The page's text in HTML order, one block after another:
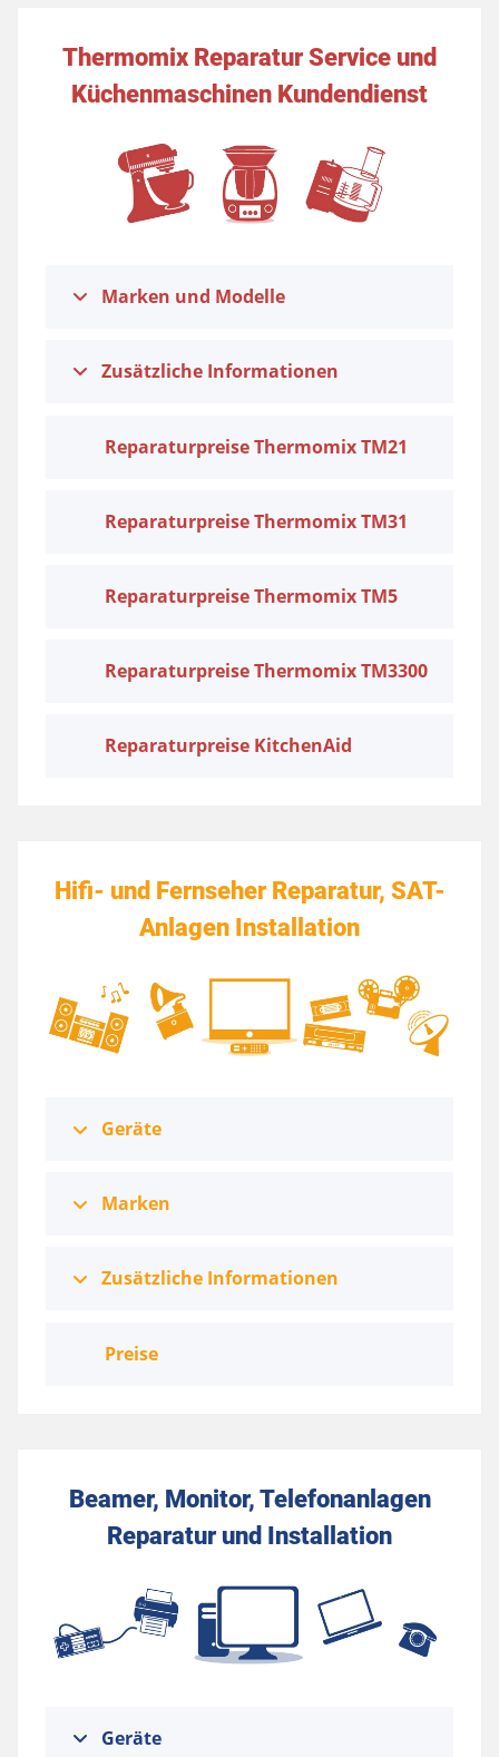
Thermomix Reparatur Service und
Küchenmaschinen Kundendienst
Marken und Modelle
Zusätzliche Informationen
Reparaturpreise Thermomix TM21
Reparaturpreise Thermomix TM31
Reparaturpreise Thermomix TM5
Reparaturpreise Thermomix TM3300
Reparaturpreise KitchenAid
Hifi- und Fernseher Reparatur, SAT-
Anlagen Installation
Geräte
Marken
Zusätzliche Informationen
Preise
Beamer, Monitor, Telefonanlagen
Reparatur und Installation
Geräte